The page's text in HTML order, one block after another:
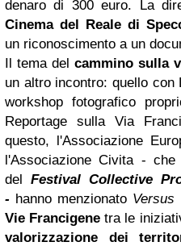
denaro di 300 euro. La
Cinema del Reale di
un riconoscimento a un
Il tema del cammino sulla
un altro incontro: quello
workshop fotografico
Reportage sulla Via
questo, l'Associazione
l'Associazione Civita -
del Festival Collective
- hanno menzionato Versus
Vie Francigenetra le
valorizzazione dei